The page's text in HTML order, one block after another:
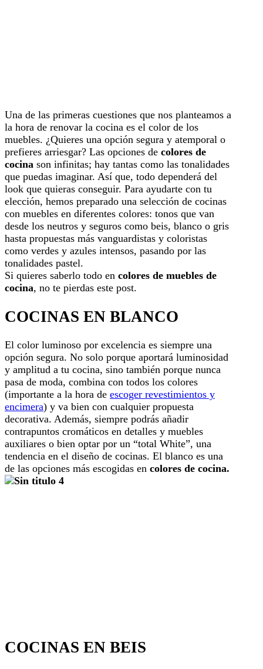
Una de las primeras cuestiones que nos planteamos a
la hora de renovar la cocina es el color de los
muebles. ¿Quieres una opción segura y atemporal o
prefieres arriesgar? Las opciones de colores de
cocina son infinitas; hay tantas como las tonalidades
que puedas imaginar. Así que, todo dependerá del
look que quieras conseguir. Para ayudarte con tu
elección, hemos preparado una selección de cocinas
con muebles en diferentes colores: tonos que van
desde los neutros y seguros como beis, blanco o gris
hasta propuestas más vanguardistas y coloristas
como verdes y azules intensos, pasando por las
tonalidades pastel.
Si quieres saberlo todo en colores de muebles de
cocina, no te pierdas este post.
COCINAS EN BLANCO
El color luminoso por excelencia es siempre una
opción segura. No solo porque aportará luminosidad
y amplitud a tu cocina, sino también porque nunca
pasa de moda, combina con todos los colores
(importante a la hora de escoger revestimientos y
encimera) y va bien con cualquier propuesta
decorativa. Además, siempre podrás añadir
contrapuntos cromáticos en detalles y muebles
auxiliares o bien optar por un “total White”, una
tendencia en el diseño de cocinas. El blanco es una
de las opciones más escogidas en colores de cocina.
COCINAS EN BEIS